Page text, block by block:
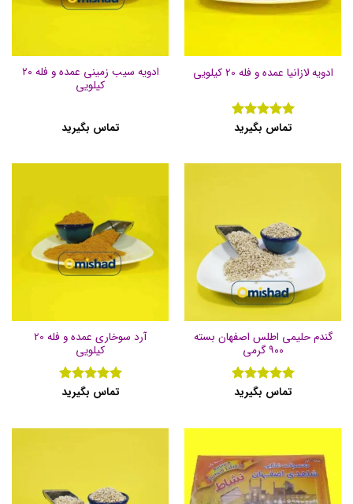
ادویه لازانیا عمده و فله 20 کیلویی
نمره 5از
تماس بگیرید
ادویه سیب زمینی عمده و فله ۲۰
کیلویی
تماس بگیرید
گندم حلیمی اطلس اصفهان بسته
۹۰۰ گرمی
نمره 5از
تماس بگیرید
آرد سوخاری عمده و فله 20
کیلویی
نمره 5از
تماس بگیرید